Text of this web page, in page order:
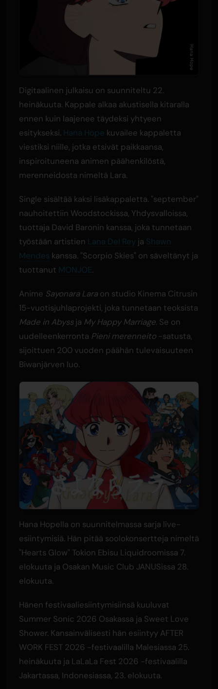
Digitaalinen julkaisu on suunniteltu 22.
heinäkuuta. Kappale alkaa akustisella kitaralla
ennen kuin laajenee täydeksi yhtyeen
esitykseksi. Hana Hope kuvailee kappaletta
viestiksi niille, jotka etsivät paikkaansa,
inspiroituneena animen päähenkilöstä,
merenneidosta nimeltä Lara.
Single sisältää kaksi lisäkappaletta. "september"
nauhoitettiin Woodstockissa, Yhdysvalloissa,
tuottaja David Baronin kanssa, joka tunnetaan
työstään artistien Lana Del Rey ja Shawn
Mendes kanssa. "Scorpio Skies" on säveltänyt ja
tuottanut MONJOE.
Anime Sayonara Laraon studio Kinema Citrusin
15-vuotisjuhlaprojekti, joka tunnetaan teoksista
Made in Abyssja My Happy Marriage. Se on
uudelleenkerronta Pieni merenneito-satusta,
sijoittuen 200 vuoden päähän tulevaisuuteen
Biwanjärven luo.
Hana Hopella on suunnitelmassa sarja live-
esiintymisiä. Hän pitää soolokonsertteja nimeltä
"Hearts Glow" Tokion Ebisu Liquidroomissa 7.
elokuuta ja Osakan Music Club JANUSissa 28.
elokuuta.
Hänen festivaaliesiintymisiinsä kuuluvat
Summer Sonic 2026 Osakassa ja Sweet Love
Shower. Kansainvälisesti hän esiintyy AFTER
WORK FEST 2026 -festivaalilla Malesiassa 25.
heinäkuuta ja LaLaLa Fest 2026 -festivaalilla
Jakartassa, Indonesiassa, 23. elokuuta.